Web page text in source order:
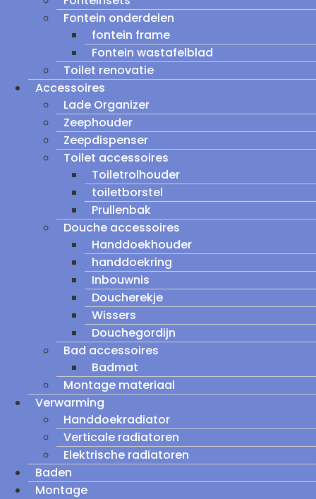
Fontein onderdelen
fontein frame
Fontein wastafelblad
Toilet renovatie
Accessoires
Lade Organizer
Zeephouder
Zeepdispenser
Toilet accessoires
Toiletrolhouder
toiletborstel
Prullenbak
Douche accessoires
Handdoekhouder
handdoekring
Inbouwnis
Doucherekje
Wissers
Douchegordijn
Bad accessoires
Badmat
Montage materiaal
Verwarming
Handdoekradiator
Verticale radiatoren
Elektrische radiatoren
Baden
Montage